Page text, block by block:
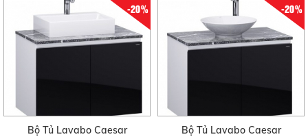
-20%
Bộ Tủ Lavabo Caesar
-20%
Bộ Tủ Lavabo Caesar